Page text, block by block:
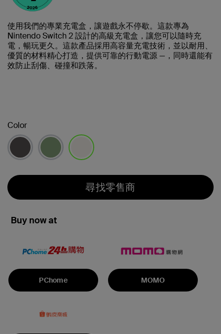
使用我們的專業充電盒，讓遊戲永不停歇。這款專為
Nintendo Switch 2 設計的高級充電盒，讓您可以隨時充
電，暢玩更久。這款產品採用高容量充電技術，並以耐用、
優質的材料精心打造，提供可靠的行動電源 —，同時還能有
效防止刮傷、碰撞和跌落。
Color
尋找零售商
Buy now at
PChome MOMO